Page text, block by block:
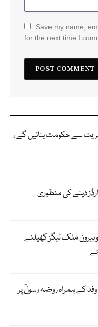
Save my name,
for the next time I
سے حکومت بنائیں گے ،
دینے کی منظوری
بیرون ملک لیگز کھیلنے
کے ہمراہ روضہ رسولؐ پر